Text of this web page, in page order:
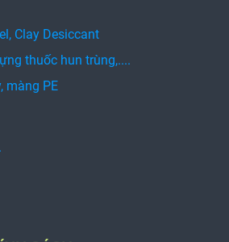
Clay Desiccant
thuốc hun trùng,....
màng PE